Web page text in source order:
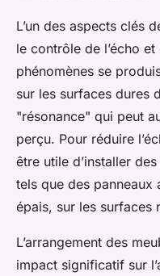
L’un des aspects clés
le contrôle de l’écho
phénomènes se
sur les surfaces dures
"résonance" qui peut
perçu. Pour réduire
être utile d’installer
tels que des panneaux
épais, sur les surfaces
L’arrangement des
impact significatif sur